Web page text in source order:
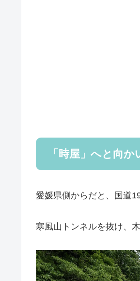
「時屋」へと向か
愛媛県側からだと、国道
寒風山トンネルを抜け、